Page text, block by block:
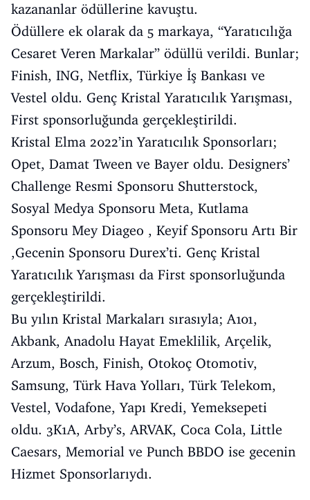
kazananlar ödüllerine kavuştu.
Ödüllere ek olarak da 5 markaya, “Yaratıcılığa
Cesaret Veren Markalar” ödüllü verildi. Bunlar;
Finish, ING, Netflix, Türkiye İş Bankası ve
Vestel oldu. Genç Kristal Yaratıcılık Yarışması,
First sponsorluğunda gerçekleştirildi.
Kristal Elma 2022’in Yaratıcılık Sponsorları;
Opet, Damat Tween ve Bayer oldu. Designers’
Challenge Resmi Sponsoru Shutterstock,
Sosyal Medya Sponsoru Meta, Kutlama
Sponsoru Mey Diageo , Keyif Sponsoru Artı Bir
,Gecenin Sponsoru Durex’ti. Genç Kristal
Yaratıcılık Yarışması da First sponsorluğunda
gerçekleştirildi.
Bu yılın Kristal Markaları sırasıyla; A101,
Akbank, Anadolu Hayat Emeklilik, Arçelik,
Arzum, Bosch, Finish, Otokoç Otomotiv,
Samsung, Türk Hava Yolları, Türk Telekom,
Vestel, Vodafone, Yapı Kredi, Yemeksepeti
oldu. 3K1A, Arby’s, ARVAK, Coca Cola, Little
Caesars, Memorial ve Punch BBDO ise gecenin
Hizmet Sponsorlarıydı.